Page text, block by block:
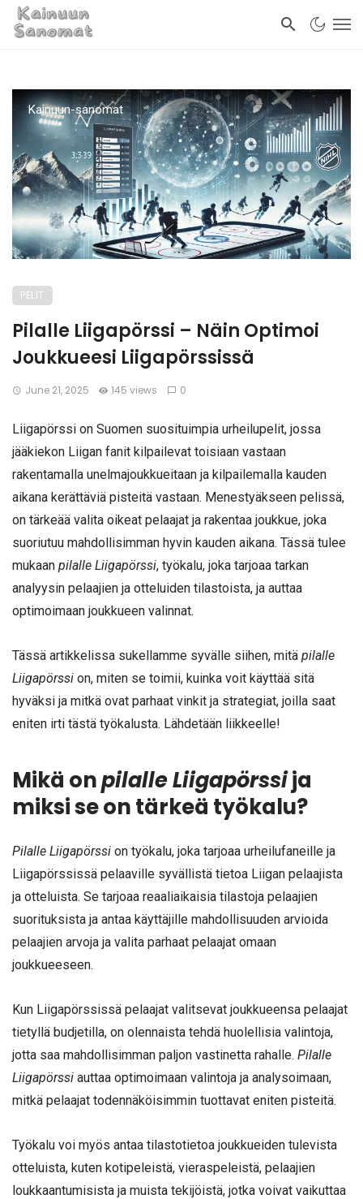
Kainuun-sanomat
PELIT
Pilalle Liigapörssi – Näin Optimoi
Joukkueesi Liigapörssissä
June 21, 2025 145 views 0
Liigapörssi on Suomen suosituimpia urheilupelit, jossa
jääkiekon Liigan fanit kilpailevat toisiaan vastaan
rakentamalla unelmajoukkueitaan ja kilpailemalla kauden
aikana kerättäviä pisteitä vastaan. Menestyäkseen pelissä,
on tärkeää valita oikeat pelaajat ja rakentaa joukkue, joka
suoriutuu mahdollisimman hyvin kauden aikana. Tässä tulee
mukaan pilalle Liigapörssi, työkalu, joka tarjoaa tarkan
analyysin pelaajien ja otteluiden tilastoista, ja auttaa
optimoimaan joukkueen valinnat.
Tässä artikkelissa sukellamme syvälle siihen, mitä pilalle
Liigapörssi on, miten se toimii, kuinka voit käyttää sitä
hyväksi ja mitkä ovat parhaat vinkit ja strategiat, joilla saat
eniten irti tästä työkalusta. Lähdetään liikkeelle!
Mikä onpilalle Liigapörssija
miksi se on tärkeä työkalu?
Pilalle Liigapörssi on työkalu, joka tarjoaa urheilufaneille ja
Liigapörssissä pelaaville syvällistä tietoa Liigan pelaajista
ja otteluista. Se tarjoaa reaaliaikaisia tilastoja pelaajien
suorituksista ja antaa käyttäjille mahdollisuuden arvioida
pelaajien arvoja ja valita parhaat pelaajat omaan
joukkueeseen.
Kun Liigapörssissä pelaajat valitsevat joukkueensa pelaajat
tietyllä budjetilla, on olennaista tehdä huolellisia valintoja,
jotta saa mahdollisimman paljon vastinetta rahalle. Pilalle
Liigapörssi auttaa optimoimaan valintoja ja analysoimaan,
mitkä pelaajat todennäköisimmin tuottavat eniten pisteitä.
Työkalu voi myös antaa tilastotietoa joukkueiden tulevista
otteluista, kuten kotipeleistä, vieraspeleistä, pelaajien
loukkaantumisista ja muista tekijöistä, jotka voivat vaikuttaa